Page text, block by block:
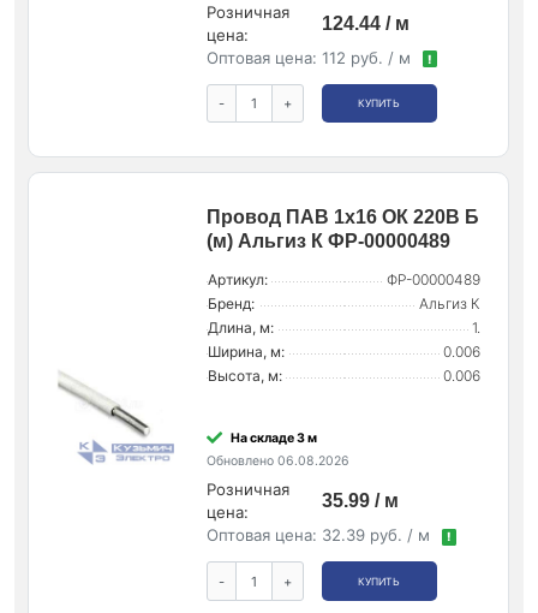
Розничная
цена:
124.44 / м
Оптовая цена: 112 руб. / м !
- + КУПИТЬ
Провод ПАВ 1х16 ОК 220В Б
(м) Альгиз К ФР-00000489
Артикул:
ФР-00000489
Бренд:
Альгиз К
Длина, м:
1.
Ширина, м:
0.006
Высота, м:
0.006
На складе 3 м
Обновлено 06.08.2026
Розничная
цена:
35.99 / м
Оптовая цена: 32.39 руб. / м !
- + КУПИТЬ